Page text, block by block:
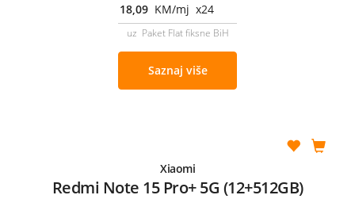
18,09 KM/mj x24
uz Paket Flat fiksne BiH
Saznaj više
Xiaomi
Redmi Note 15 Pro+ 5G (12+512GB)